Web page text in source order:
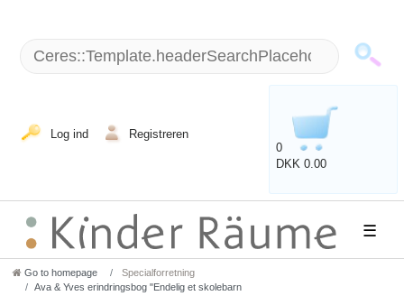
Log ind
Registreren
0
DKK 0.00
☰
Go to homepage
Specialforretning
Ava & Yves erindringsbog "Endelig et skolebarn